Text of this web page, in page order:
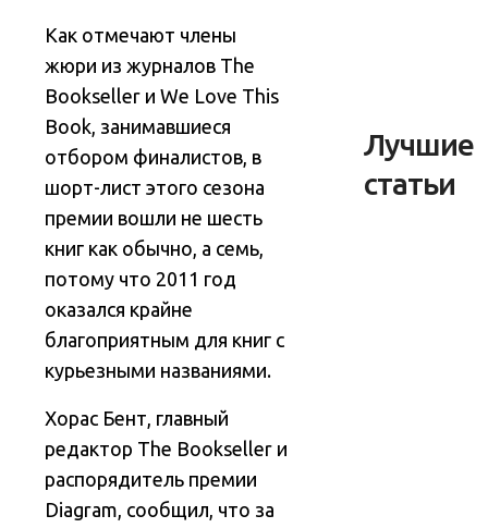
Как отмечают члены
жюри из журналов The
Bookseller и We Love This
Book, занимавшиеся
отбором финалистов, в
шорт-лист этого сезона
премии вошли не шесть
книг как обычно, а семь,
потому что 2011 год
оказался крайне
благоприятным для книг с
курьезными названиями.
Хорас Бент, главный
редактор The Bookseller и
распорядитель премии
Diagram, сообщил, что за
Лучшие
статьи